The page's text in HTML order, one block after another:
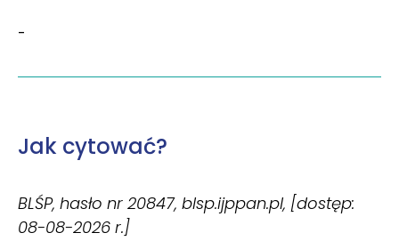
-
Jak cytować?
BLŚP, hasło nr 20847, blsp.ijppan.pl, [dostęp:
08-08-2026 r.]